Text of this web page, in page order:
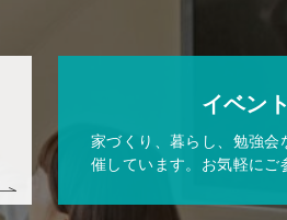
イベン
家づくり、暮らし、勉強会
催しています。お気軽にご